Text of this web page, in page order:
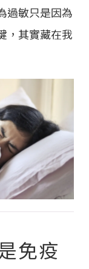
過敏只是因為
，其實藏在我
免疫